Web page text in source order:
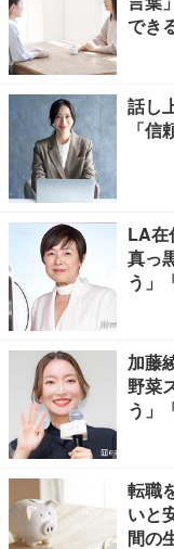
でき
話し
「
LA在
真っ
う」
加藤
野菜
う」
転職
いと
間の